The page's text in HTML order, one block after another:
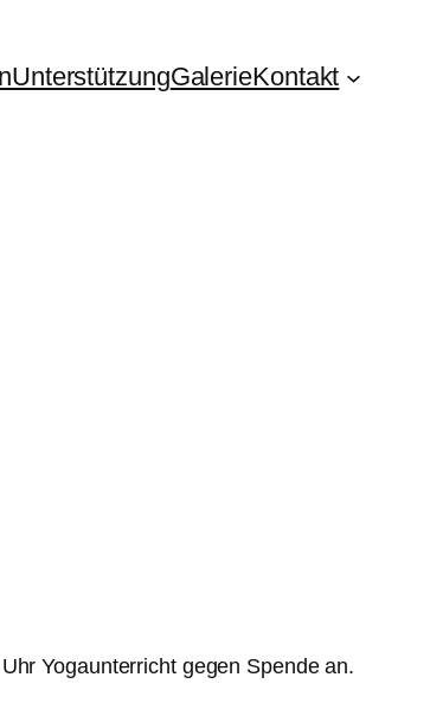
UnterstützungGalerieKontakt
Yogaunterricht gegen Spende an.